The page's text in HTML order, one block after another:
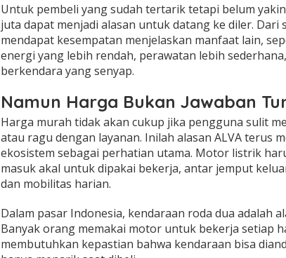
Untuk pembeli yang sudah tertarik tetapi belum
juta dapat menjadi alasan untuk datang ke diler. Dari
mendapat kesempatan menjelaskan manfaat lain,
energi yang lebih rendah, perawatan lebih
berkendara yang senyap.
Namun Harga Bukan Jawaban
Harga murah tidak akan cukup jika pengguna sulit
atau ragu dengan layanan. Inilah alasan ALVA terus
ekosistem sebagai perhatian utama. Motor listrik
masuk akal untuk dipakai bekerja, antar jemput
dan mobilitas harian.
Dalam pasar Indonesia, kendaraan roda dua adalah
Banyak orang memakai motor untuk bekerja setiap
membutuhkan kepastian bahwa kendaraan bisa